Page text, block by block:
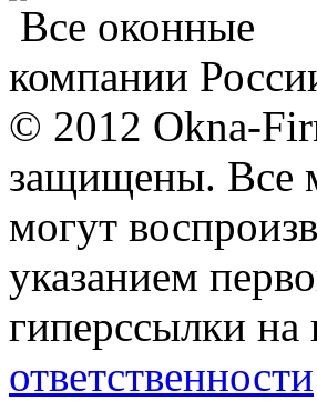
Все оконные
компании
© 2012 Okna-
защищены. Все
могут
указанием
гиперссылки
ответственности